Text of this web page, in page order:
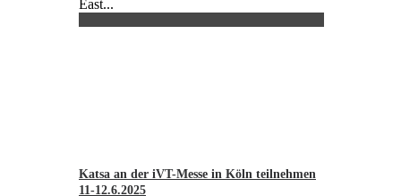
East...
Katsa an der iVT-Messe in Köln teilnehmen
11-12.6.2025